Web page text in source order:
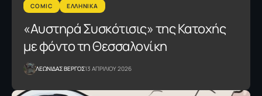
COMIC ΕΛΛΗΝΙΚΑ
«Αυστηρά Συσκότισις» της Κατοχής
με φόντο τη Θεσσαλονίκη
ΛΕΩΝΙΔΑΣ ΒΕΡΓΟΣ13 ΑΠΡΙΛΙΟΥ 2026